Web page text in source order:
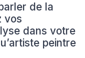
de la
vos
dans votre
peintre